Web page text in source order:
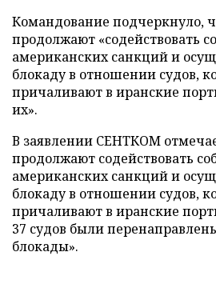
Командование подчеркнуло,
продолжают «содействовать
американских санкций и
блокаду в отношении судов,
причаливают в иранские
их».
В заявлении СЕНТКОМ
продолжают содействовать
американских санкций и
блокаду в отношении судов,
причаливают в иранские
37 судов были
блокады».